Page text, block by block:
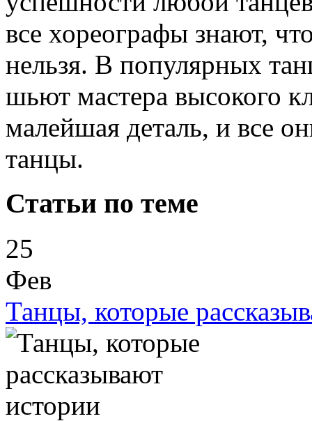
все хореографы знают,
нельзя. В популярных
шьют мастера высокого
малейшая деталь, и все
танцы.
Статьи по теме
25
Фев
Танцы, которые